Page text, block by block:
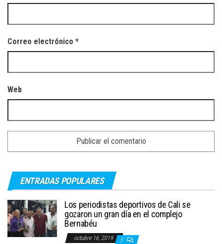
Correo electrónico *
Web
ENTRADAS POPULARES
Los periodistas deportivos de Cali se
gozaron un gran día en el complejo
Bernabéu
octubre 16, 2019 5